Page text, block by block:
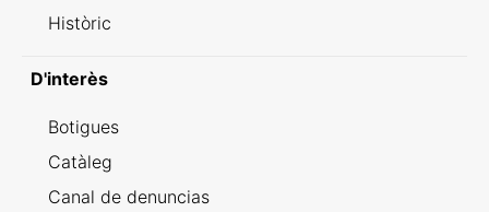
Històric
D'interès
Botigues
Catàleg
Canal de denuncias